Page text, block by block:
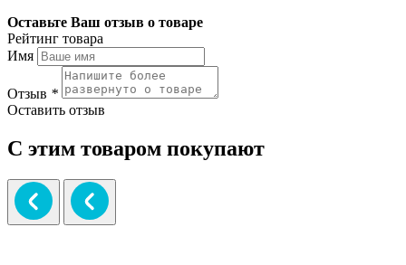
Оставьте Ваш отзыв о товаре
Рейтинг товара
Имя
Отзыв *
Оставить отзыв
С этим товаром покупают